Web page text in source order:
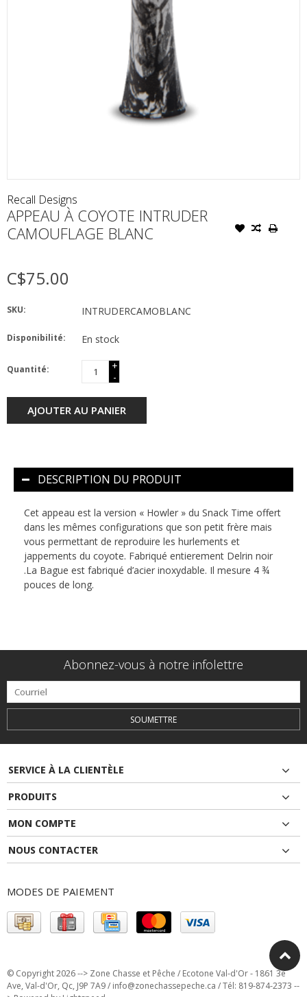
Recall Designs
APPEAU À COYOTE INTRUDER
CAMOUFLAGE BLANC
C$75.00
SKU: INTRUDERCAMOBLANC
Disponibilité: En stock
Quantité:
+
-
AJOUTER AU PANIER
DESCRIPTION DU PRODUIT
Cet appeau est la version « Howler » du Snack Time offert
dans les mêmes configurations que son petit frère mais
vous permettant de reproduire les hurlements et
jappements du coyote. Fabriqué entierement Delrin noir
.La Bague est fabriqué d’acier inoxydable. Il mesure 4 ¾
pouces de long.
Abonnez-vous à notre infolettre
SOUMETTRE
SERVICE À LA CLIENTÈLE
PRODUITS
MON COMPTE
NOUS CONTACTER
MODES DE PAIEMENT
© Copyright 2026 --> Zone Chasse et Pêche / Ecotone Val-d'Or - 1861 3e
Ave, Val-d'Or, Qc, J9P 7A9 /info@zonechassepeche.ca / Tél: 819-874-2373 --